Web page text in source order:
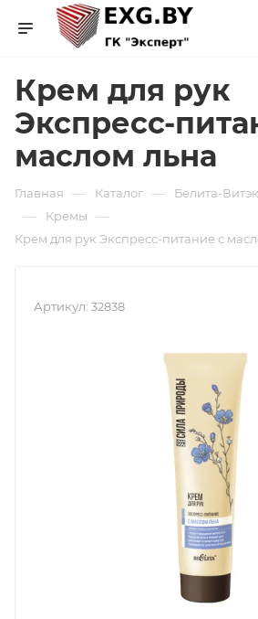
Крем для рук
Экспресс-
маслом льна
Главная — Каталог — Белита-
— Кремы —
Крем для рук Экспресс-питание с
Артикул: 32838